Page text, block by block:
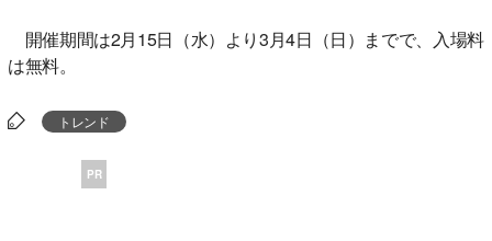
開催期間は2月15日（水）より3月4日（日）までで、入場料
は無料。
トレンド
PR